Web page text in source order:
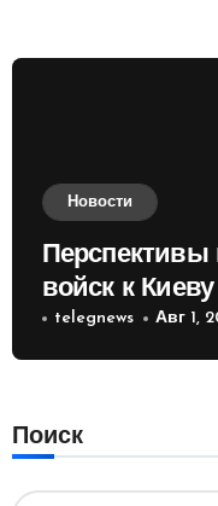
Новости
Перспективы
войск к
России
telegnews Авг 1,
Поиск